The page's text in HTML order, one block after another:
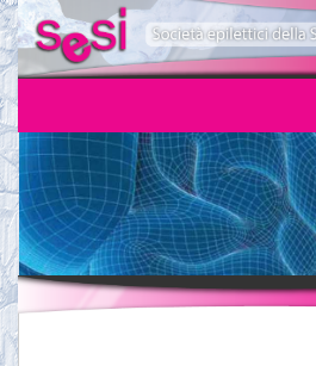
Home
Uscite
Eventi
News